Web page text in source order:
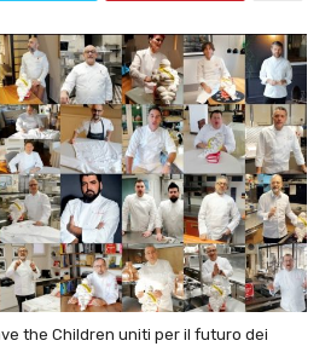
the Children uniti per il futuro dei